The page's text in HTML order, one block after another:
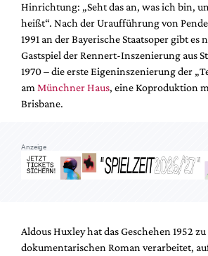
Hinrichtung: „Seht das an, was ich bin,
heißt“. Nach der Uraufführung von
1991 an der Bayerische Staatsoper gibt es
Gastspiel der Rennert-Inszenierung aus
1970 – die erste Eigeninszenierung der
am Münchner Haus, eine Koproduktion
Brisbane.
Anzeige
Aldous Huxley hat das Geschehen 1952
dokumentarischen Roman verarbeitet,